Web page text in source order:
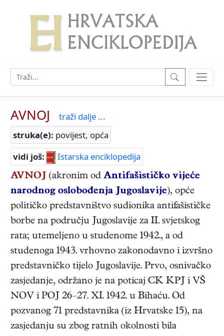
AVNOJ
traži dalje ...
struka(e): povijest, opća
vidi još:
Istarska enciklopedija
AVNOJ (akronim od Antifašističko vijeće
narodnog oslobođenja Jugoslavije), opće
političko predstavništvo sudionika antifašističke
borbe na području Jugoslavije za II. svjetskog
rata; utemeljeno u studenome 1942., a od
studenoga 1943. vrhovno zakonodavno i izvršno
predstavničko tijelo Jugoslavije. Prvo, osnivačko
zasjedanje, održano je na poticaj CK KPJ i VŠ
NOV i POJ 26–27. XI. 1942. u Bihaću. Od
pozvanog 71 predstavnika (iz Hrvatske 15), na
zasjedanju su zbog ratnih okolnosti bila